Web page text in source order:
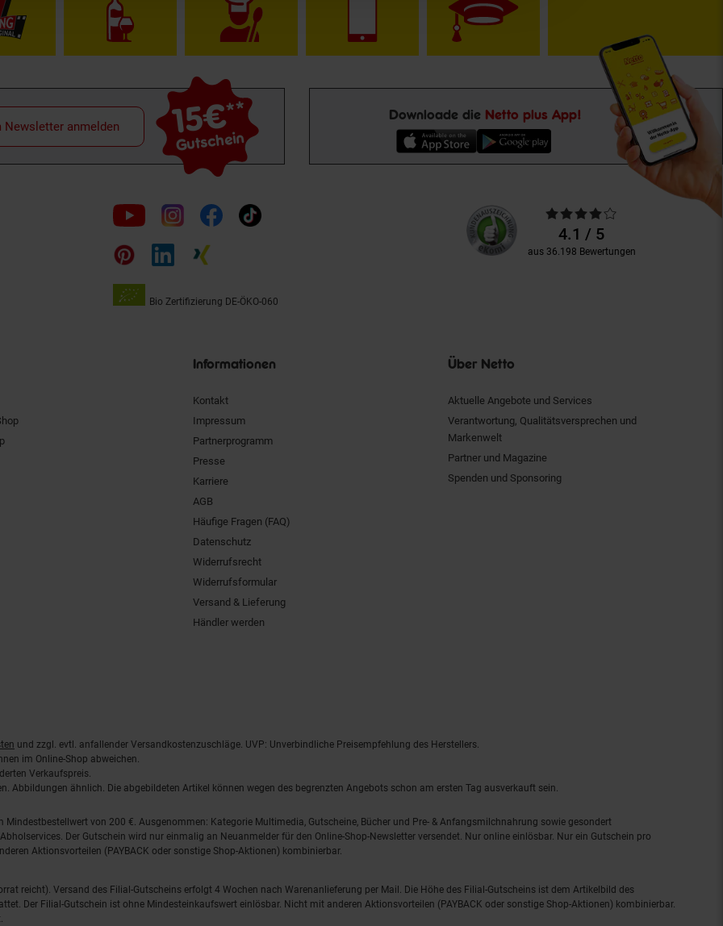
15€**
Gutschein
Newsletter anmelden
Downloade die Netto plus App!
Folge
uns
auf
Bio Zertifizierung DE-ÖKO-060
Unsere
Kundenbewertungen
Durchschnittliche
Bewertungen4.1 / 5
aus 36.198 Bewertungen
Informationen
Kontakt
Impressum
Partnerprogramm
Presse
Karriere
AGB
Häufige Fragen (FAQ)
Datenschutz
Widerrufsrecht
Widerrufsformular
Versand & Lieferung
Händler werden
Über Netto
Aktuelle Angebote und Services
Verantwortung, Qualitätsversprechen und
Markenwelt
Partner und Magazine
Spenden und Sponsoring
und zzgl. evtl. anfallender Versandkostenzuschläge. UVP: Unverbindliche Preisempfehlung des Herstellers.
im Online-Shop abweichen.
Verkaufspreis.
Abbildungen ähnlich. Die abgebildeten Artikel können wegen des begrenzten Angebots schon am ersten Tag ausverkauft sein.
von 200 €. Ausgenommen: Kategorie Multimedia, Gutscheine, Bücher und Pre- & Anfangsmilchnahrung sowie gesondert
Der Gutschein wird nur einmalig an Neuanmelder für den Online-Shop-Newsletter versendet. Nur online einlösbar. Nur ein Gutschein pro
Aktionsvorteilen (PAYBACK oder sonstige Shop-Aktionen) kombinierbar.
reicht). Versand des Filial-Gutscheins erfolgt 4 Wochen nach Warenanlieferung per Mail. Die Höhe des Filial-Gutscheins ist dem Artikelbild des
Der Filial-Gutschein ist ohne Mindesteinkaufswert einlösbar. Nicht mit anderen Aktionsvorteilen (PAYBACK oder sonstige Shop-Aktionen) kombinierbar.